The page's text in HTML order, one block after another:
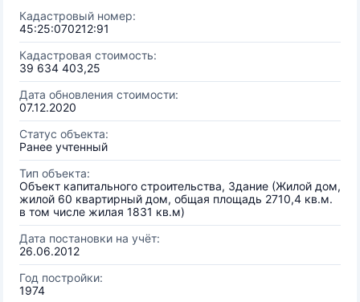
Кадастровый номер:
45:25:070212:91
Кадастровая стоимость:
39 634 403,25
Дата обновления стоимости:
07.12.2020
Статус объекта:
Ранее учтенный
Тип объекта:
Объект капитального строительства, Здание (Жилой дом,
жилой 60 квартирный дом, общая площадь 2710,4 кв.м.
в том числе жилая 1831 кв.м)
Дата постановки на учёт:
26.06.2012
Год постройки:
1974